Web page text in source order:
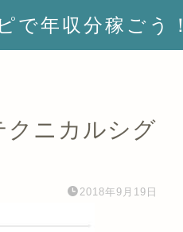
で年収分稼ごう！
クニカルシグ
2018年9月19日